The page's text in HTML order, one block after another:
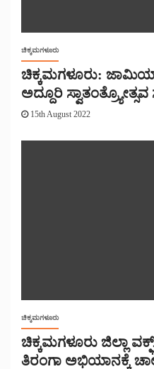
ಚಿಕ್ಕಮಗಳೂರು
ಚಿಕ್ಕಮಗಳೂರು:
ಅದ್ದೂರಿ
15th August 2022
ಚಿಕ್ಕಮಗಳೂರು
ಚಿಕ್ಕಮಗಳೂರು ಜಿಲ್ಲಾ
ತಿರಂಗಾ ಅಭಿಯಾನಕ್ಕೆ